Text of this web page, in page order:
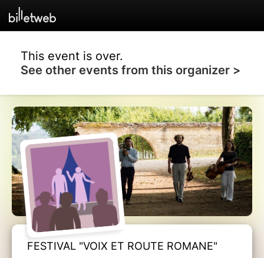
This event is over.
See other events from this organizer >
FESTIVAL "VOIX ET ROUTE ROMANE"